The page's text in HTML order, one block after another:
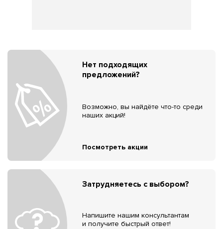
Нет подходящих
предложений?
Возможно, вы найдёте что-то среди
наших акций!
Посмотреть акции
Затрудняетесь с выбором?
Напишите нашим консультантам
и получите быстрый ответ!